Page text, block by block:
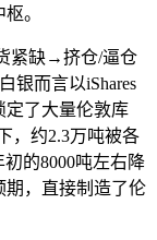
。
紧缺→挤仓/逼仓
银而言以iShares
定了大量伦敦库
，约2.3万吨被各
的8000吨左右降
期，直接制造了伦